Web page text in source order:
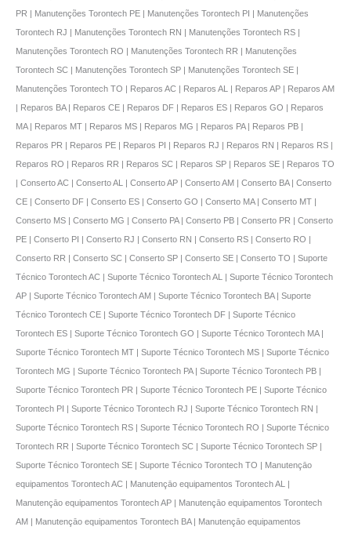
PR | Manutenções Torontech PE | Manutenções Torontech PI | Manutenções
Torontech RJ | Manutenções Torontech RN | Manutenções Torontech RS |
Manutenções Torontech RO | Manutenções Torontech RR | Manutenções
Torontech SC | Manutenções Torontech SP | Manutenções Torontech SE |
Manutenções Torontech TO | Reparos AC | Reparos AL | Reparos AP | Reparos AM
| Reparos BA | Reparos CE | Reparos DF | Reparos ES | Reparos GO | Reparos
MA | Reparos MT | Reparos MS | Reparos MG | Reparos PA | Reparos PB |
Reparos PR | Reparos PE | Reparos PI | Reparos RJ | Reparos RN | Reparos RS |
Reparos RO | Reparos RR | Reparos SC | Reparos SP | Reparos SE | Reparos TO
| Conserto AC | Conserto AL | Conserto AP | Conserto AM | Conserto BA | Conserto
CE | Conserto DF | Conserto ES | Conserto GO | Conserto MA | Conserto MT |
Conserto MS | Conserto MG | Conserto PA | Conserto PB | Conserto PR | Conserto
PE | Conserto PI | Conserto RJ | Conserto RN | Conserto RS | Conserto RO |
Conserto RR | Conserto SC | Conserto SP | Conserto SE | Conserto TO | Suporte
Técnico Torontech AC | Suporte Técnico Torontech AL | Suporte Técnico Torontech
AP | Suporte Técnico Torontech AM | Suporte Técnico Torontech BA | Suporte
Técnico Torontech CE | Suporte Técnico Torontech DF | Suporte Técnico
Torontech ES | Suporte Técnico Torontech GO | Suporte Técnico Torontech MA |
Suporte Técnico Torontech MT | Suporte Técnico Torontech MS | Suporte Técnico
Torontech MG | Suporte Técnico Torontech PA | Suporte Técnico Torontech PB |
Suporte Técnico Torontech PR | Suporte Técnico Torontech PE | Suporte Técnico
Torontech PI | Suporte Técnico Torontech RJ | Suporte Técnico Torontech RN |
Suporte Técnico Torontech RS | Suporte Técnico Torontech RO | Suporte Técnico
Torontech RR | Suporte Técnico Torontech SC | Suporte Técnico Torontech SP |
Suporte Técnico Torontech SE | Suporte Técnico Torontech TO | Manutençāo
equipamentos Torontech AC | Manutençāo equipamentos Torontech AL |
Manutençāo equipamentos Torontech AP | Manutençāo equipamentos Torontech
AM | Manutençāo equipamentos Torontech BA | Manutençāo equipamentos